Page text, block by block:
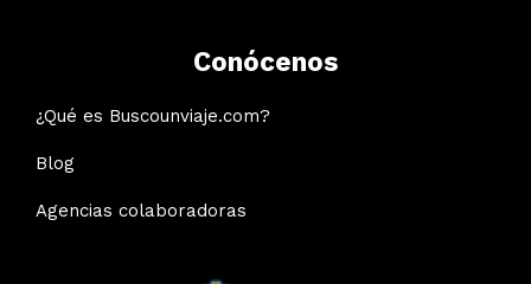
Conócenos
¿Qué es Buscounviaje.com?
Blog
Agencias colaboradoras